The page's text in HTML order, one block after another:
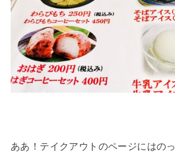
ああ！テイクアウトのページにはの